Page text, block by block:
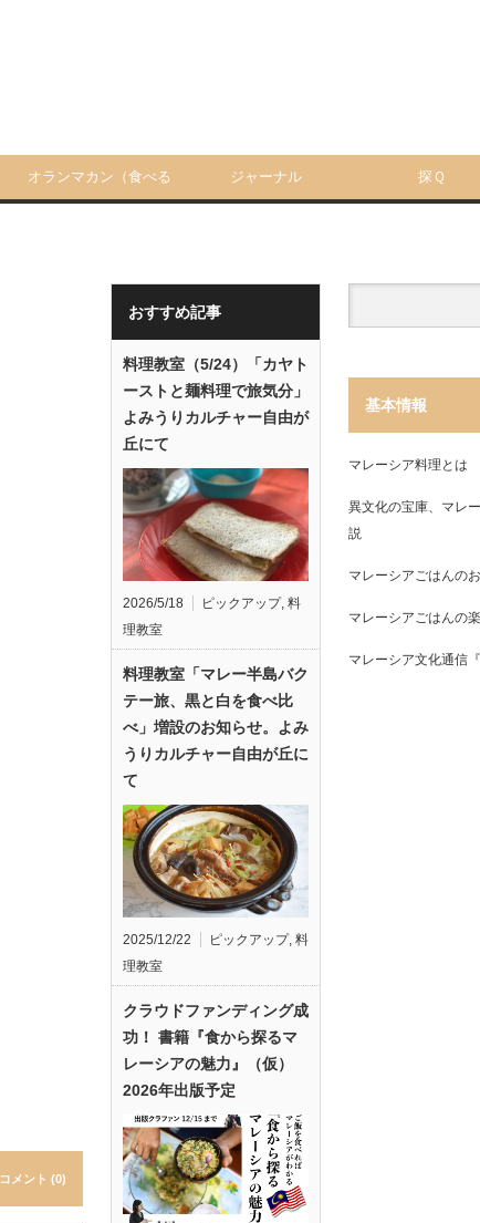
オランマカン（食べる ジャーナル 探Ｑ
コメント (0)
おすすめ記事
料理教室（5/24）「カヤト
ーストと麺料理で旅気分」
よみうりカルチャー自由が
丘にて
2026/5/18 ピックアップ, 料
理教室
料理教室「マレー半島バク
テー旅、黒と白を食べ比
べ」増設のお知らせ。よみ
うりカルチャー自由が丘に
て
2025/12/22 ピックアップ, 料
理教室
クラウドファンディング成
功！ 書籍『食から探るマ
レーシアの魅力』（仮）
2026年出版予定
基本情報
マレーシア料理とは
異文化の宝庫、マレ
説
マレーシアごはんの
マレーシアごはんの
マレーシア文化通信『